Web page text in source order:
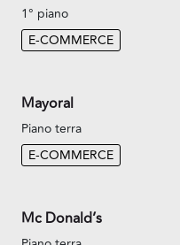
1° piano
E-COMMERCE
Mayoral
Piano terra
E-COMMERCE
Mc Donald’s